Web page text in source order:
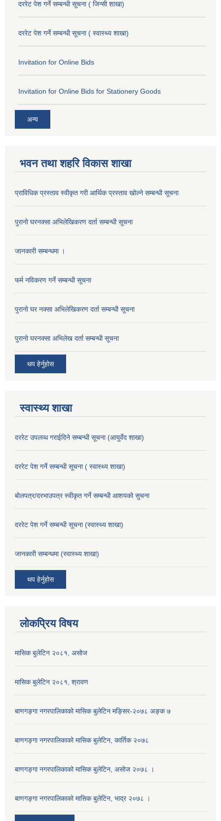
दररेट पेश गर्ने सम्बन्धी सूचना ( जिन्सी शाखा)
दररेट पेश गर्ने सम्बन्धी सूचना ( स्वास्थ्य शाखा)
Invitation for Online Bids
Invitation for Online Bids for Stationery Goods
अन्य
भवन तथा शहरि विकास शाखा
प्राविधिक प्रस्ताव स्वीकृत गरी आर्थिक प्रस्ताव खोल्ने सम्बन्धी सूचना
पुरानो घरनक्सा अभिलेखिकरण दर्ता सम्बन्धी सूचना
जानकारी सम्बन्धमा ।
फर्म नविकरण गर्ने सम्बन्धी सूचना
पुरानो घर नक्सा अभिलेखिकरण दर्ता सम्बन्धी सूचना
पुरानो घरनक्सा अभिलेख दर्ता सम्बन्धी सूचना
थप हेर्नुहोस
स्वास्थ्य शाखा
दररेट उपलव्ध गराईदिने सम्बन्धी सूचना (आयुर्वेद शाखा)
दररेट पेश गर्ने सम्बन्धी सूचना ( स्वास्थ्य शाखा)
बोलपत्र/दरभाउपत्र स्वीकृत गर्ने सम्बन्धी आशयको सुचना
दररेट पेश गर्ने सम्बन्धी सूचना (स्वास्थ्य शाखा)
जानकारी सम्बन्धमा (स्वास्थ्य शाखा)
थप हेर्नुहोस
लोकप्रिय विषय
मासिक बुलेटिन २०८१, असोज
मासिक बुलेटिन २०८१, श्रावण
बाणगङ्गा नगरपालिकाको मासिक बुलेटिन मङ्सिर-२०७८ अङ्क ७
बाणगङ्गा नगरपालिकाको मासिक बुलेटिन, कार्तिक २०७८
बाणगङ्गा नगरपालिकाको मासिक बुलेटिन, असोज २०७८ ।
बाणगङ्गा नगरपालिकाकाे मासिक बुलेटिन, भाद्र २०७८ ।